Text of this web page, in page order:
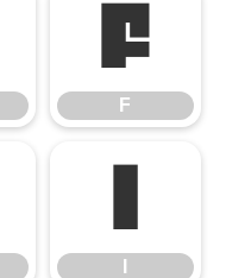
F
F